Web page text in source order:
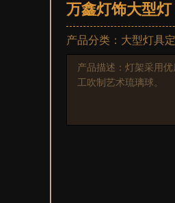
万鑫灯饰大型
产品分类：大型灯具
产品描述：灯架采用
工吹制艺术琉璃球。